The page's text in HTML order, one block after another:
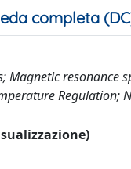
completa
resonance
Regulation;